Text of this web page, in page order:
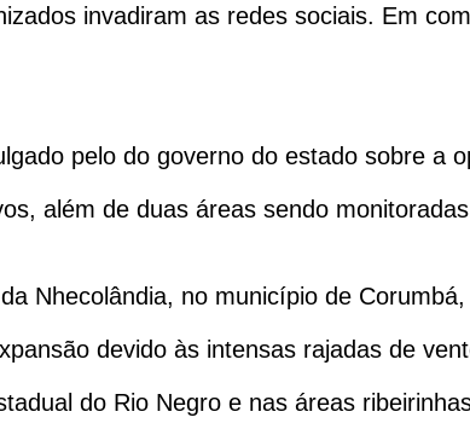
invadiram as redes sociais. Em
pelo do governo do estado sobre a
além de duas áreas sendo
Nhecolândia, no município de
devido às intensas rajadas de
do Rio Negro e nas áreas